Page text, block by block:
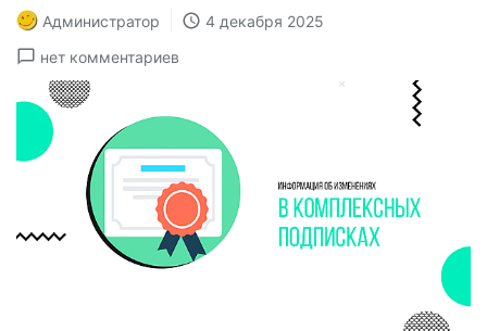
Администратор
4 декабря 2025
нет комментариев